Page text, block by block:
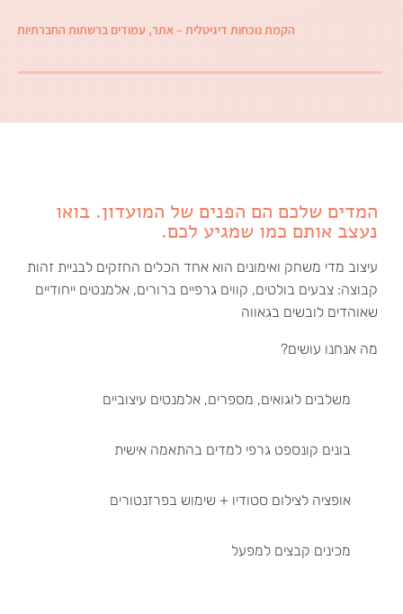
הקמת נוכחות דיגיטלית– אתר, עמודים ברשתות החברתיות
המדים שלכם הם הפנים של המועדון. בואו
נעצב אותם כמו שמגיע לכם.
עיצוב מדי משחק ואימונים הוא אחד הכלים החזקים לבניית זהות
קבוצה: צבעים בולטים, קווים גרפיים ברורים, אלמנטים ייחודיים
שאוהדים לובשים בגאווה
מה אנחנו עושים?
משלבים לוגואים, מספרים, אלמנטים עיצוביים
בונים קונספט גרפי למדים בהתאמה אישית
אופציה לצילום סטודיו + שימוש בפרזנטורים
מכינים קבצים למפעל